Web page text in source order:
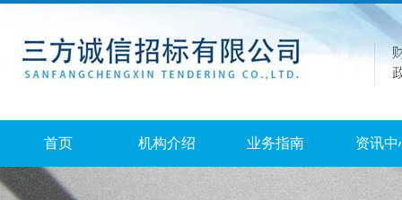
首页 机构介绍 业务指南 资讯中